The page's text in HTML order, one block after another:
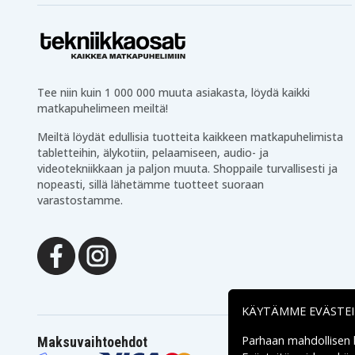
HP ProBook 440 G8 -kannettava (Rabon 1.0)
HP ProBook 440 G8 kannettava tietokone
HP EliteBook x360 830 G8 kannettava
HP EliteBook x360 830 G7 -kannettava
HP EliteBook x360 830 G7 -kannettava - 309U2UC
HP EliteBook x360 830 G7 kannettava tietokone
HP IDS UMA i7-10610U x360 830 G7 BNBPC -
HP EliteBook x360 830 G6 -kannettava (Okiwi)
HP EBx360830G6 i7-8665U 13 16GB/1TLTEAPC -
Tee niin kuin 1 000 000 muuta asiakasta, löydä kaikki
matkapuhelimeen meiltä!
Meiltä löydät edullisia tuotteita kaikkeen matkapuhelimista
tabletteihin, älykotiin, pelaamiseen, audio- ja
videotekniikkaan ja paljon muuta. Shoppaile turvallisesti ja
nopeasti, sillä lähetämme tuotteet suoraan
varastostamme.
Maksuvaihtoehdot
KÄYTÄMME
Parhaan